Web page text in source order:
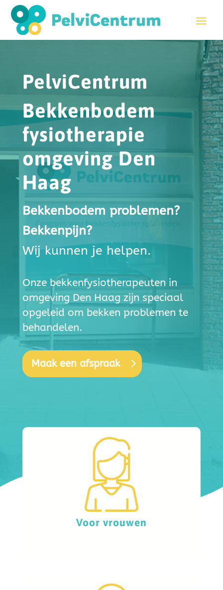
PelviCentrum
Bekkenbodem
fysiotherapie
omgeving Den
Haag
Bekkenbodem problemen?
Bekkenpijn?
Wij kunnen je helpen.
Onze bekkenfysiotherapeuten in
omgeving Den Haag zijn speciaal
opgeleid om bekken problemen te
behandelen.
Maak een afspraak
Voor vrouwen